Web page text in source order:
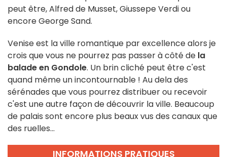
peut être, Alfred de Musset, Giussepe Verdi ou
encore George Sand.
Venise est la ville romantique par excellence alors je
crois que vous ne pourrez pas passer à côté de la
balade en Gondole. Un brin cliché peut être c'est
quand même un incontournable ! Au dela des
sérénades que vous pourrez distribuer ou recevoir
c'est une autre façon de découvrir la ville. Beaucoup
de palais sont encore plus beaux vus des canaux que
des ruelles...
INFORMATIONS PRATIQUES